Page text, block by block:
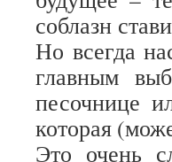
соблазн
Но всегда
главным
песочнице
которая
Это очень